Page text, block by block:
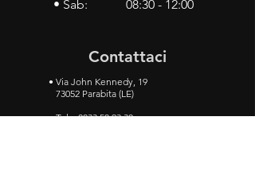
• Sab: 08:30 - 12:00
Contattaci
• Via John Kennedy, 19
73052 Parabita (LE)
• Tel:0833 50 93 30